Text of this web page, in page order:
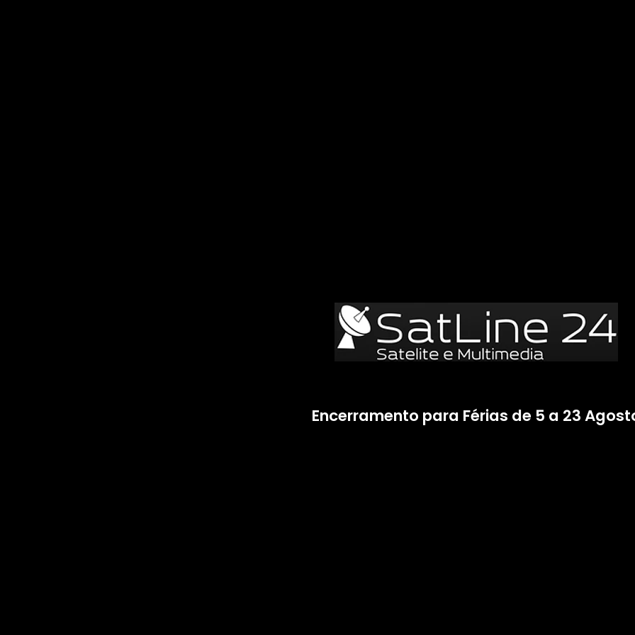
Encerramento para Férias de 5 a 23